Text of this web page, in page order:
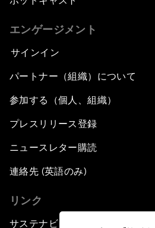
エンゲージメント
サインイン
パートナー（組織）について
参加する（個人、組織）
プレスリリース登録
ニュースレター購読
連絡先 (英語のみ)
リンク
サステナビリティへの取り組み